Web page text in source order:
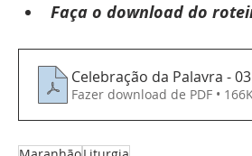
Faça o download do
Celebração da Palavra -
Fazer download de PDF •